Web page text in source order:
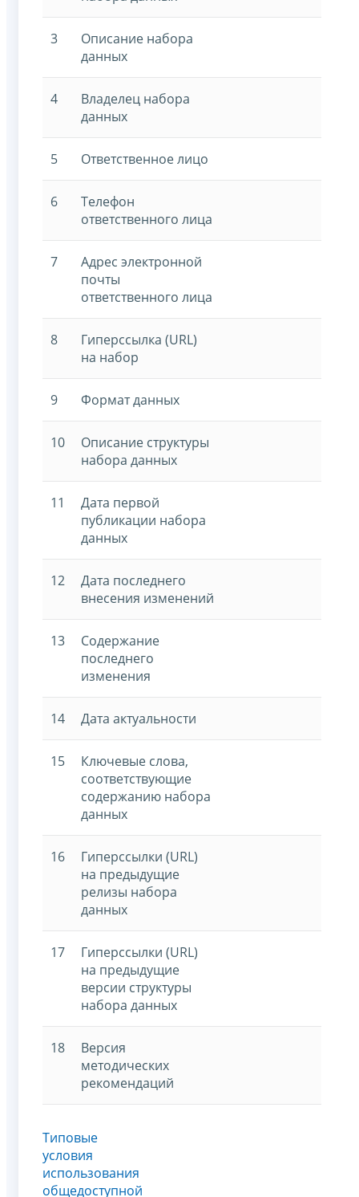
3
Описание набора
данных
4
Владелец набора
данных
5 Ответственное лицо
6
Телефон
ответственного лица
7
Адрес электронной
почты
ответственного лица
8
Гиперссылка (URL)
на набор
9 Формат данных
10
Описание структуры
набора данных
11
Дата первой
публикации набора
данных
12
Дата последнего
внесения изменений
13
Содержание
последнего
изменения
14 Дата актуальности
15
Ключевые слова,
соответствующие
содержанию набора
данных
16
Гиперссылки (URL)
на предыдущие
релизы набора
данных
17
Гиперссылки (URL)
на предыдущие
версии структуры
набора данных
18
Версия
методических
рекомендаций
Типовые
условия
использования
общедоступной